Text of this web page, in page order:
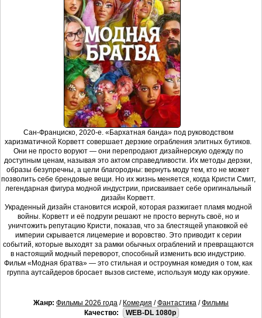
Сан-Франциско, 2020-е. «Бархатная банда» под руководством
харизматичной Корветт совершает дерзкие ограбления элитных бутиков.
Они не просто воруют — они перепродают дизайнерскую одежду по
доступным ценам, называя это актом справедливости. Их методы дерзки,
образы безупречны, а цели благородны: вернуть моду тем, кто не может
позволить себе брендовые вещи. Но их жизнь меняется, когда Кристи Смит,
легендарная фигура модной индустрии, присваивает себе оригинальный
дизайн Корветт.
Украденный дизайн становится искрой, которая разжигает пламя модной
войны. Корветт и её подруги решают не просто вернуть своё, но и
уничтожить репутацию Кристи, показав, что за блестящей упаковкой её
империи скрывается лицемерие и воровство. Это приводит к серии
событий, которые выходят за рамки обычных ограблений и превращаются
в настоящий модный переворот, способный изменить всю индустрию.
Фильм «Модная братва» — это стильная и остроумная комедия о том, как
группа аутсайдеров бросает вызов системе, используя моду как оружие.
Жанр: Фильмы 2026 года / Комедия /Фантастика /Фильмы
Качество:
WEB-DL 1080p